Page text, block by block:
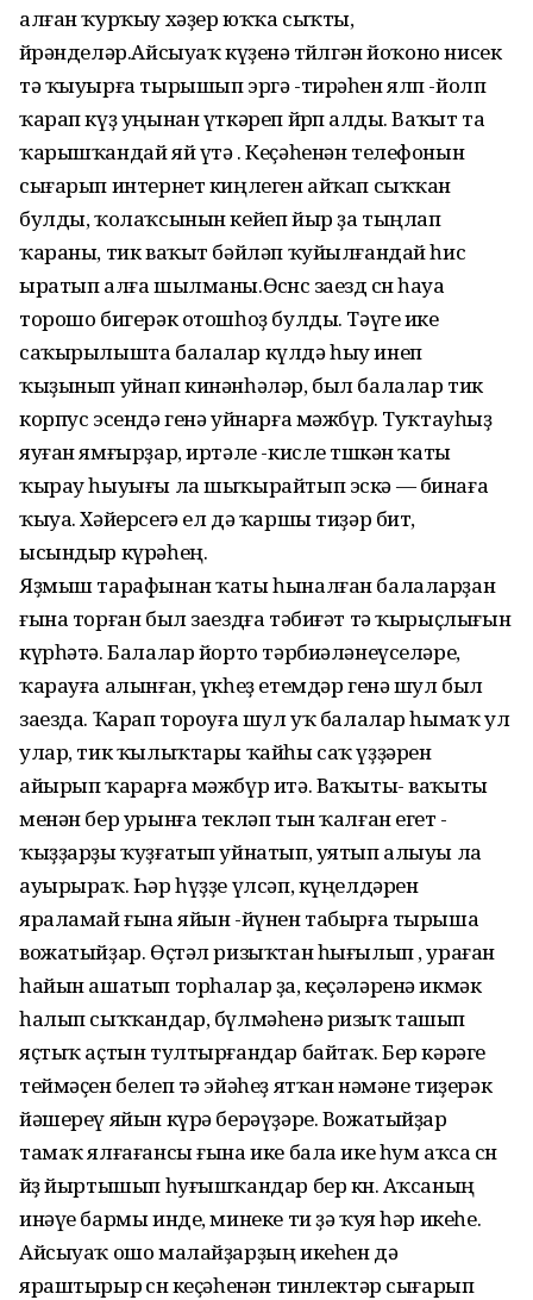
алған ҡурҡыу хәҙер юҡҡа сыҡты,
өйрәнделәр.Айсыуаҡ күҙенә төйөлгән йоҡоно нисек
тә ҡыуырға тырышып эргә -тирәһен ялп -йолп
ҡарап күҙ уңынан үткәреп йөрөп алды. Ваҡыт та
ҡарышҡандай яй үтә . Кеҫәһенән телефонын
сығарып интернет киңлеген айҡап сыҡҡан
булды, ҡолаҡсынын кейеп йыр ҙа тыңлап
ҡараны, тик ваҡыт бәйләп ҡуйылғандай һис
ыратып алға шылманы.Өсөнсө заезд өсөн һауа
торошо бигерәк отошһоҙ булды. Тәүге ике
саҡырылышта балалар күлдә һыу инеп
ҡыҙынып уйнап кинәнһәләр, был балалар тик
корпус эсендә генә уйнарға мәжбүр. Туҡтауһыҙ
яуған ямғырҙар, иртәле -кисле төшкән ҡаты
ҡырау һыуығы ла шыҡырайтып эскә — бинаға
ҡыуа. Хәйерсегә ел дә ҡаршы тиҙәр бит,
ысындыр күрәһең.
Яҙмыш тарафынан ҡаты һыналған балаларҙан
ғына торған был заездға тәбиғәт тә ҡырыҫлығын
күрһәтә. Балалар йорто тәрбиәләнеүселәре,
ҡарауға алынған, үкһеҙ етемдәр генә шул был
заезда. Ҡарап тороуға шул уҡ балалар һымаҡ ул
улар, тик ҡылыҡтары ҡайһы саҡ үҙҙәрен
айырып ҡарарға мәжбүр итә. Ваҡыты- ваҡыты
менән бер урынға текләп тын ҡалған егет -
ҡыҙҙарҙы ҡуҙғатып уйнатып, уятып алыуы ла
ауырыраҡ. Һәр һүҙҙе үлсәп, күңелдәрен
яраламай ғына яйын -йүнен табырға тырыша
вожатыйҙар. Өҫтәл ризыҡтан һығылып , ураған
һайын ашатып торһалар ҙа, кеҫәләренә икмәк
һалып сыҡҡандар, бүлмәһенә ризыҡ ташып
яҫтыҡ аҫтын тултырғандар байтаҡ. Бер кәрәге
теймәҫен белеп тә эйәһеҙ ятҡан нәмәне тиҙерәк
йәшереү яйын күрә берәүҙәре. Вожатыйҙар
тамаҡ ялғағансы ғына ике бала ике һум аҡса өсөн
йөҙ йыртышып һуғышҡандар бер көн. Аҡсаның
инәүе бармы инде, минеке ти ҙә ҡуя һәр икеһе.
Айсыуаҡ ошо малайҙарҙың икеһен дә
яраштырыр өсөн кеҫәһенән тинлектәр сығарып